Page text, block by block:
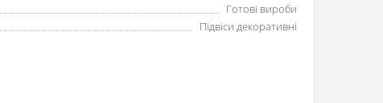
Готові вироби
Підвіси декоративні